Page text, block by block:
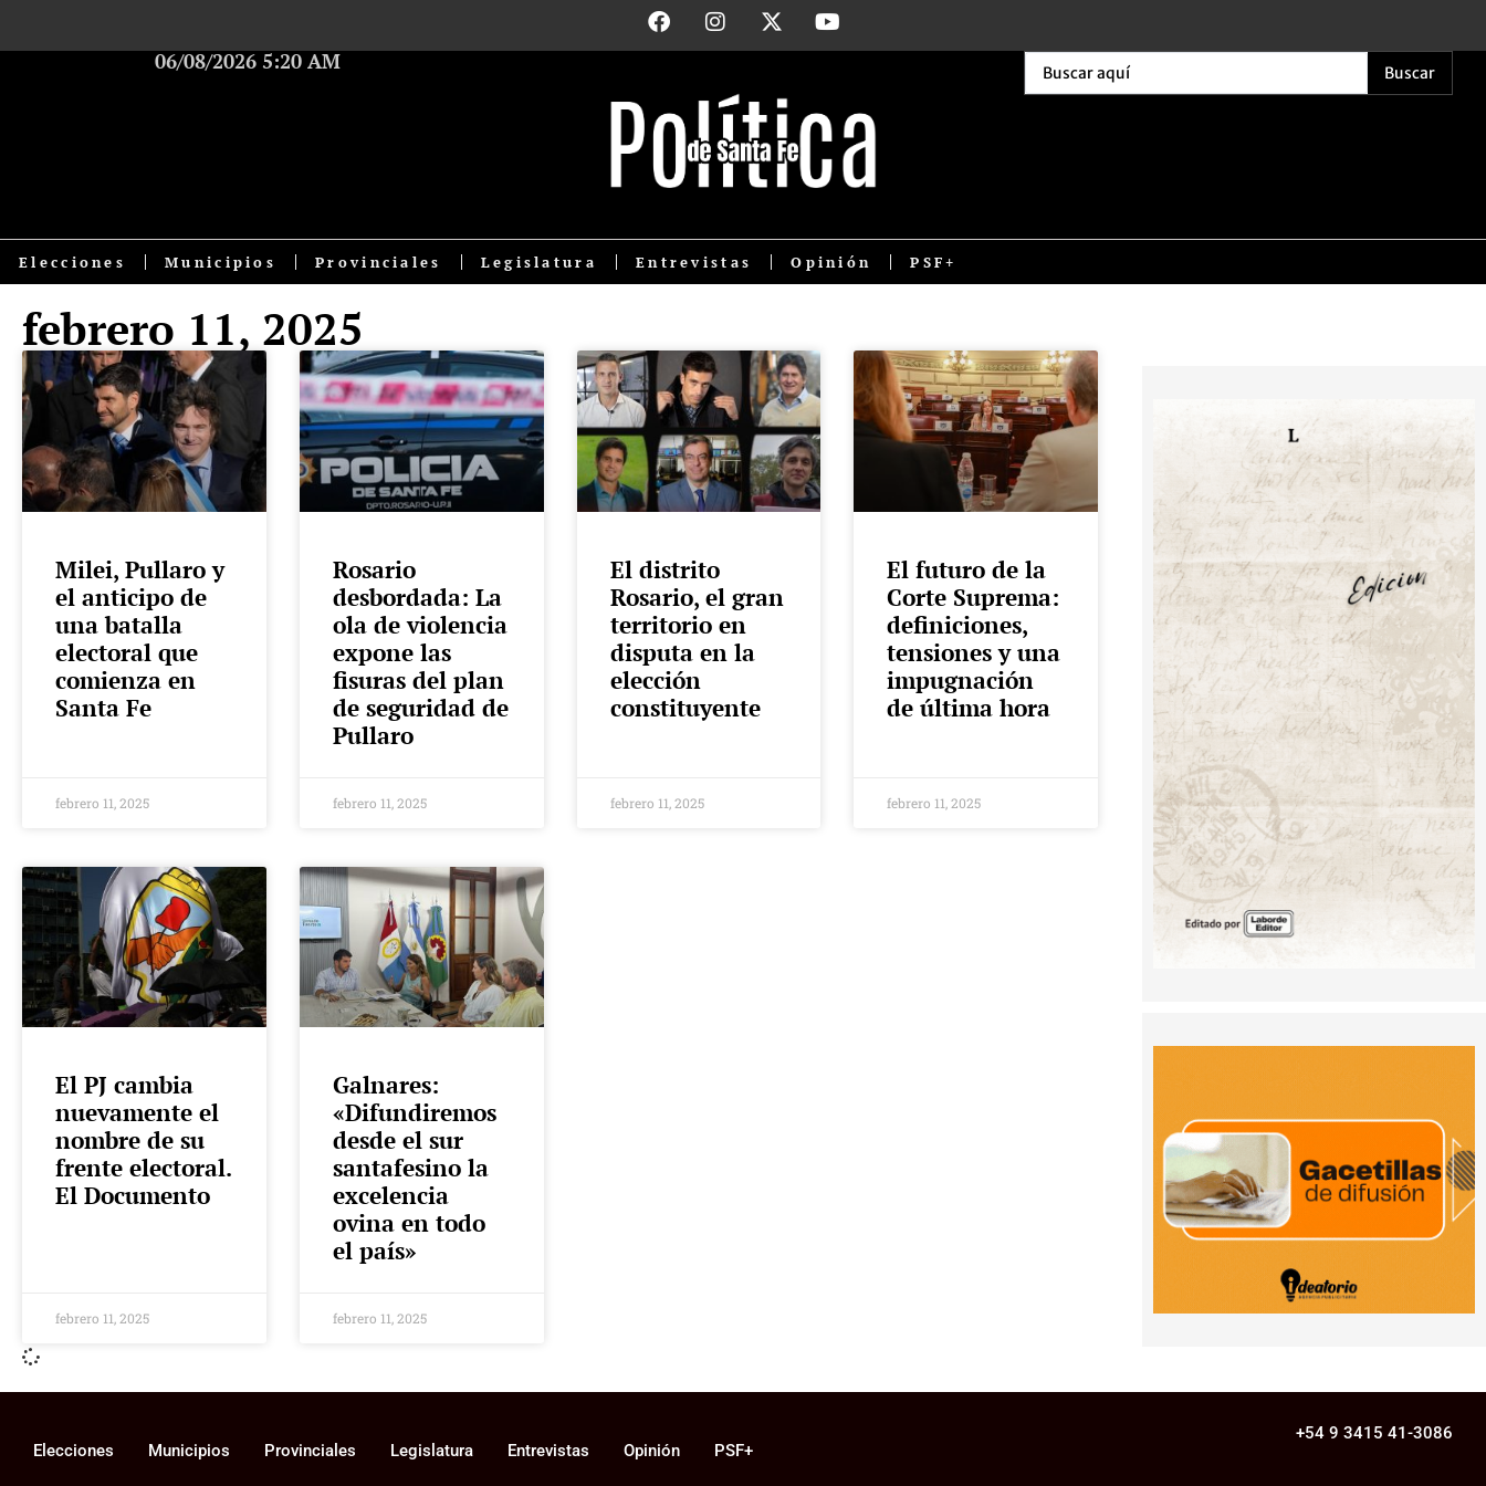
06/08/2026 5:20 AM Buscar
Elecciones Municipios Provinciales Legislatura Entrevistas Opinión PSF+
febrero 11, 2025
Milei, Pullaro y
el anticipo de
una batalla
electoral que
comienza en
Santa Fe
febrero 11, 2025
Rosario
desbordada: La
ola de violencia
expone las
fisuras del plan
de seguridad de
Pullaro
febrero 11, 2025
El distrito
Rosario, el gran
territorio en
disputa en la
elección
constituyente
febrero 11, 2025
El futuro de la
Corte Suprema:
definiciones,
tensiones y una
impugnación
de última hora
febrero 11, 2025
El PJ cambia
nuevamente el
nombre de su
frente electoral.
El Documento
febrero 11, 2025
Galnares:
«Difundiremos
desde el sur
santafesino la
excelencia
ovina en todo
el país»
febrero 11, 2025
Elecciones Municipios Provinciales Legislatura Entrevistas Opinión PSF+
+54 9 3415 41-3086